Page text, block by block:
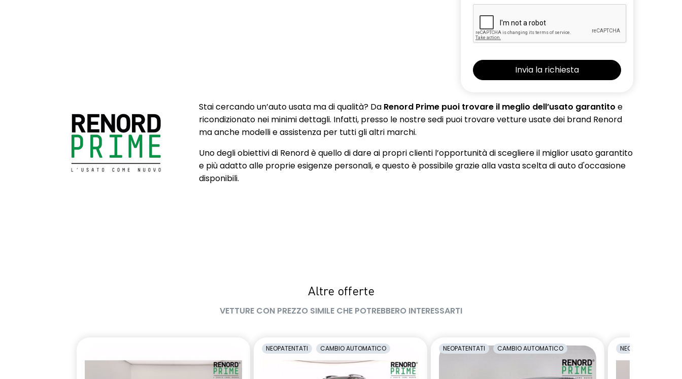
Stai cercando un’auto usata ma di qualità? DaRenord Prime puoi trovare il meglio dell’usato garantito e
ricondizionato nei minimi dettagli. Infatti, presso le nostre sedi puoi trovare vetture usate dei brand Renord
ma anche modelli e assistenza per tutti gli altri marchi.
Uno degli obiettivi di Renord è quello di dare ai propri clienti l’opportunità di scegliere il miglior usato garantito
e più adatto alle proprie esigenze personali, e questo è possibile grazie alla vasta scelta di auto d'occasione
disponibili.
Altre offerte
VETTURE CON PREZZO SIMILE CHE POTREBBERO INTERESSARTI
NEOPATENTATI CAMBIO AUTOMATICO NEOPATENTATI CAMBIO AUTOMATICO NEOPATENTATI